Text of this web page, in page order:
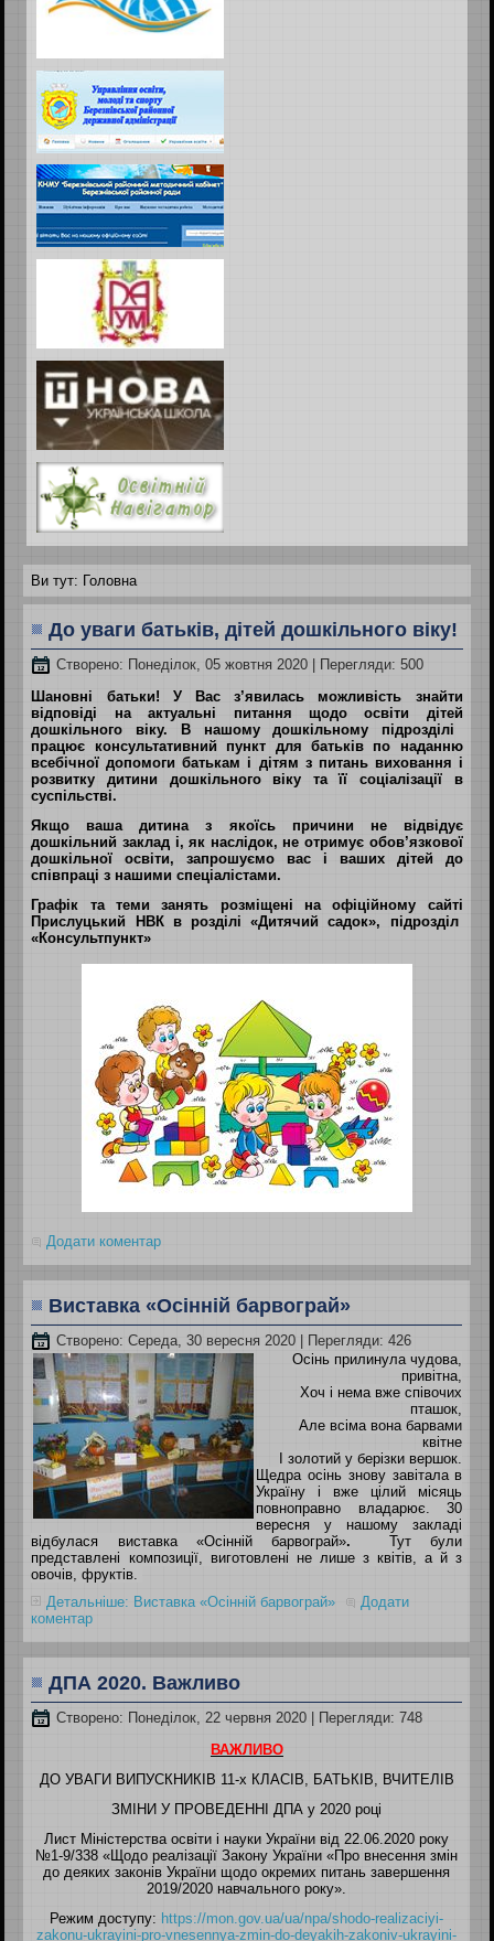
Ви тут: Головна
До уваги батьків, дітей дошкільного віку!
Створено: Понеділок, 05 жовтня 2020 | Перегляди: 500
Шановні батьки!
У
Вас з’явилась можливість знайти
відповіді на актуальні питання щодоосвіти дітей
дошкільного віку. В нашому дошкільному підрозділі
працює консультативний пункт для батьків по наданню
всебічної допомоги батькам і дітям з питань виховання і
розвитку дитини дошкільного віку та її соціалізації в
суспільстві.
Якщо ваша дитина з якоїсь причини не відвідує
дошкільний заклад і, як наслідок, не отримує обов’язкової
дошкільної освіти, запрошуємо вас і ваших дітей до
співпраці з нашими спеціалістами.
Графік та теми занять розміщені на офіційному сайті
Прислуцький НВК в розділі «Дитячий садок», підрозділ
«Консультпункт»
Додати коментар
Виставка «Осінній барвограй»
Створено: Середа, 30 вересня 2020 | Перегляди: 426
Осінь прилинула чудова,
привітна,
Хоч і нема вже співочих
пташок,
Але всіма вона барвами
квітне
І золотий у берізки вершок.
Щедра осінь знову завітала в
Україну і вже цілий місяць
повноправно владарює. 30
вересня у нашому закладі
відбулася виставка«Осінній барвограй».
Тут були
представлені композиції, виготовлені не лише з квітів, а й з
овочів, фруктів.
Детальніше: Виставка «Осінній барвограй»
Додати
коментар
ДПА 2020. Важливо
Створено: Понеділок, 22 червня 2020 | Перегляди: 748
ВАЖЛИВО
ДО УВАГИ ВИПУСКНИКІВ 11-х КЛАСІВ, БАТЬКІВ, ВЧИТЕЛІВ
ЗМІНИ У ПРОВЕДЕННІ ДПА у 2020 році
Лист Міністерства освіти і науки України від 22.06.2020 року
№1-9/338 «Щодо реалізації Закону України «Про внесення змін
до деяких законів України щодо окремих питань завершення
2019/2020 навчального року».
Режим доступу: https://mon.gov.ua/ua/npa/shodo-realizaciyi-
zakonu-ukrayini-pro-vnesennya-zmin-do-deyakih-zakoniv-ukrayini-